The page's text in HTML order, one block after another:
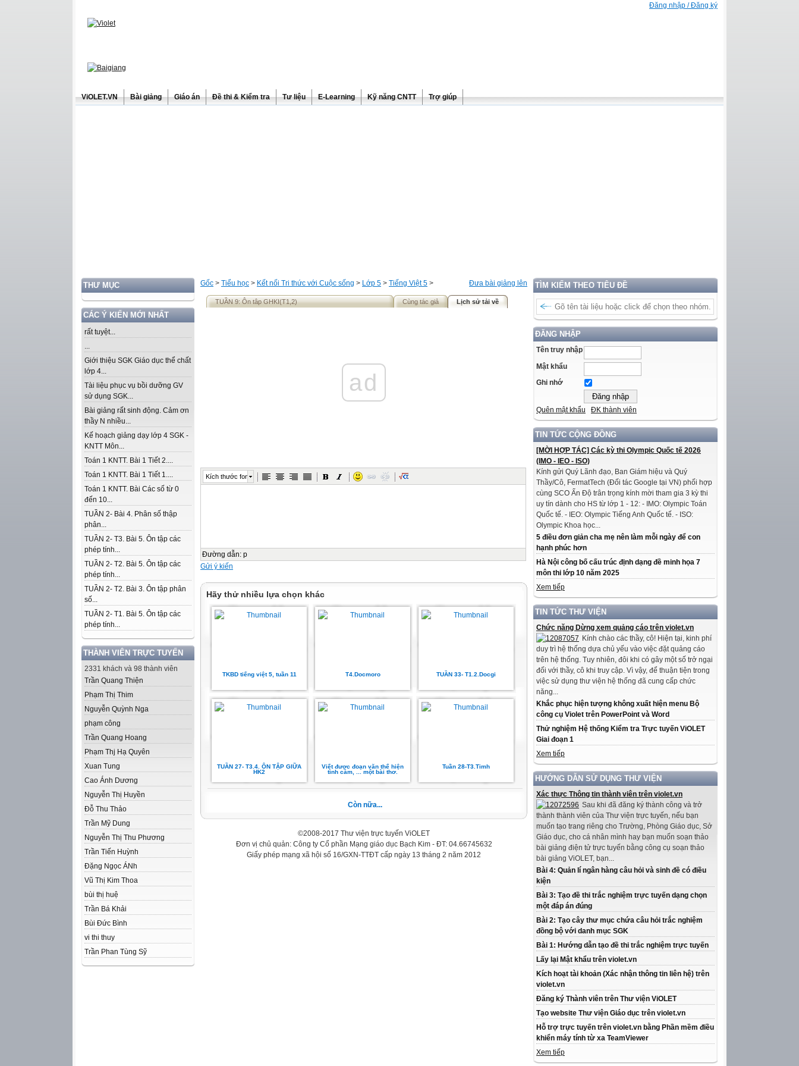
Đăng nhập / Đăng ký
ViOLET.VN Bài giảng Giáo án Đề thi & Kiểm tra Tư liệu E-Learning Kỹ năng CNTT Trợ giúp
THƯ MỤC
CÁC Ý KIẾN MỚI NHẤT
rất tuyệt...
...
Giới thiệu SGK Giáo dục thể chất
lớp 4...
Tài liệu phục vụ bồi dưỡng GV
sử dụng SGK...
Bài giảng rất sinh động. Cảm ơn
thầy N nhiều...
Kế hoạch giảng dạy lớp 4 SGK -
KNTT Môn...
Toán 1 KNTT. Bài 1 Tiết 2....
Toán 1 KNTT. Bài 1 Tiết 1....
Toán 1 KNTT. Bài Các số từ 0
đến 10...
TUẦN 2- Bài 4. Phân số thập
phân...
TUẦN 2- T3. Bài 5. Ôn tập các
phép tính...
TUẦN 2- T2. Bài 5. Ôn tập các
phép tính...
TUẦN 2- T2. Bài 3. Ôn tập phân
số...
TUẦN 2- T1. Bài 5. Ôn tập các
phép tính...
THÀNH VIÊN TRỰC TUYẾN
2331 khách và 98 thành viên
Trần Quang Thiện
Phạm Thị Thim
Nguyễn Quỳnh Nga
phạm công
Trần Quang Hoang
Phạm Thj Hạ Quyên
Xuan Tung
Cao Ánh Dương
Nguyễn Thị Huyền
Đỗ Thu Thảo
Trần Mỹ Dung
Nguyễn Thị Thu Phương
Trần Tiến Huỳnh
Đặng Ngọc ÁNh
Vũ Thị Kim Thoa
bùi thị huệ
Trần Bá Khải
Bùi Đức Bình
vi thi thuy
Trần Phan Tùng Sỹ
TÌM KIẾM THEO TIÊU ĐỀ
ĐĂNG NHẬP
Tên truy nhập
Mật khẩu
Ghi nhớ
Quên mật khẩu ĐK thành viên
TIN TỨC CỘNG ĐỒNG
[MỜI HỢP TÁC] Các kỳ thi Olympic Quốc tế 2026
(IMO - IEO - ISO)
Kính gửi Quý Lãnh đạo, Ban Giám hiệu và Quý
Thầy/Cô, FermatTech (Đối tác Google tại VN) phối hợp
cùng SCO Ấn Độ trân trọng kính mời tham gia 3 kỳ thi
uy tín dành cho HS từ lớp 1 - 12: - IMO: Olympic Toán
Quốc tế. - IEO: Olympic Tiếng Anh Quốc tế. - ISO:
Olympic Khoa học...
5 điều đơn giản cha mẹ nên làm mỗi ngày để con
hạnh phúc hơn
Hà Nội công bố cấu trúc định dạng đề minh họa 7
môn thi lớp 10 năm 2025
Xem tiếp
TIN TỨC THƯ VIỆN
Chức năng Dừng xem quảng cáo trên violet.vn
Kính chào các thầy, cô! Hiện tại, kinh phí
duy trì hệ thống dựa chủ yếu vào việc đặt quảng cáo
trên hệ thống. Tuy nhiên, đôi khi có gây một số trở ngại
đối với thầy, cô khi truy cập. Vì vậy, để thuận tiện trong
việc sử dụng thư viện hệ thống đã cung cấp chức
năng...
Khắc phục hiện tượng không xuất hiện menu Bộ
công cụ Violet trên PowerPoint và Word
Thử nghiệm Hệ thống Kiểm tra Trực tuyến ViOLET
Giai đoạn 1
Xem tiếp
HƯỚNG DẪN SỬ DỤNG THƯ VIỆN
Xác thực Thông tin thành viên trên violet.vn
Sau khi đã đăng ký thành công và trở
thành thành viên của Thư viện trực tuyến, nếu bạn
muốn tạo trang riêng cho Trường, Phòng Giáo dục, Sở
Giáo dục, cho cá nhân mình hay bạn muốn soạn thảo
bài giảng điện tử trực tuyến bằng công cụ soạn thảo
bài giảng ViOLET, bạn...
Bài 4: Quản lí ngân hàng câu hỏi và sinh đề có điều
kiện
Bài 3: Tạo đề thi trắc nghiệm trực tuyến dạng chọn
một đáp án đúng
Bài 2: Tạo cây thư mục chứa câu hỏi trắc nghiệm
đồng bộ với danh mục SGK
Bài 1: Hướng dẫn tạo đề thi trắc nghiệm trực tuyến
Lấy lại Mật khẩu trên violet.vn
Kích hoạt tài khoản (Xác nhận thông tin liên hệ) trên
violet.vn
Đăng ký Thành viên trên Thư viện ViOLET
Tạo website Thư viện Giáo dục trên violet.vn
Hỗ trợ trực tuyến trên violet.vn bằng Phần mềm điều
khiển máy tính từ xa TeamViewer
Xem tiếp
Đưa bài giảng lên
Gốc > Tiểu học > Kết nối Tri thức với Cuộc sống > Lớp 5 > Tiếng Việt 5 >
TUẦN 9: Ôn tâp GHKI(T1,2) Cùng tác giả Lịch sử tải về
ad
Kích thước font
Đường dẫn: p
Gửi ý kiến
Hãy thử nhiều lựa chọn khác
TKBD tiếng việt 5, tuần 11 T4.Docmoro TUẦN 33- T1.2.Docgi
TUẦN 27- T3.4. ÔN TẬP GIỮA
HK2
Viết được đoạn văn thể hiện
tình cảm, ... một bài thơ.
Tuần 28-T3.Timh
Còn nữa...
©2008-2017 Thư viện trực tuyến ViOLET
Đơn vị chủ quản: Công ty Cổ phần Mạng giáo dục Bạch Kim - ĐT: 04.66745632
Giấy phép mạng xã hội số 16/GXN-TTĐT cấp ngày 13 tháng 2 năm 2012